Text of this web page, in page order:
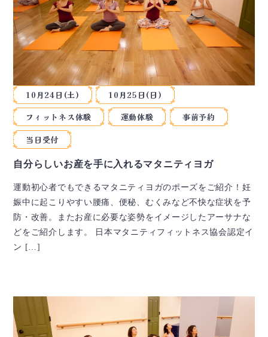
10月24日(土)
10月25日(日)
フィットネス体験
運動体験
事前予約
当日受付
自分らしいお産を手に入れるマタニティヨガ
運動初心者でもできるマタニティヨガのポーズをご紹介！妊
娠中に起こりやすい腰痛、便秘、むくみなど不快な症状を予
防・改善。またお産に必要な姿勢をイメージしたアーサナな
どをご紹介します。 日本マタニティフィットネス協会認定イ
ン […]